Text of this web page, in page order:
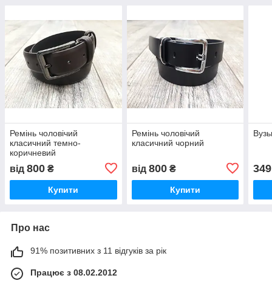
Ремінь чоловічий
класичний темно-
коричневий
від 800 ₴
Купити
Ремінь чоловічий
класичний чорний
від 800₴
Купити
349
Про нас
91% позитивних з 11 відгуків за рік
Працює з 08.02.2012